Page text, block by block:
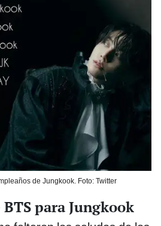
de Jungkook. Foto: Twitter
para Jungkook